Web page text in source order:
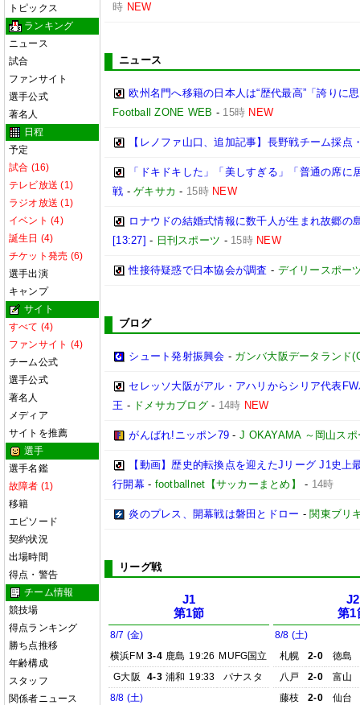
トピックス
ランキング
ニュース
試合
ファンサイト
選手公式
著名人
日程
予定
試合 (16)
テレビ放送 (1)
ラジオ放送 (1)
イベント (4)
誕生日 (4)
チケット発売 (6)
選手出演
キャンプ
サイト
すべて (4)
ファンサイト (4)
チーム公式
選手公式
著名人
メディア
サイトを推薦
選手
選手名鑑
故障者 (1)
移籍
エピソード
契約状況
出場時間
得点・警告
チーム情報
競技場
得点ランキング
勝ち点推移
年齢構成
スタッフ
関係者ニュース
時 NEW
ニュース
欧州名門へ移籍の日本人は“歴代最高”「誇り
Football ZONE WEB - 15時 NEW
【レノファ山口、追加記事】長野戦チーム採点
「ドキドキした」「美しすぎる」「普通の席
戦 -ゲキサカ - 15時 NEW
ロナウドの結婚式情報に数千人が生まれ故郷
[13:27] - 日刊スポーツ - 15時 NEW
性接待疑惑で日本協会が調査 - デイリースポー
ブログ
シュート発射振興会 - ガンバ大阪データランド
セレッソ大阪がアル・アハリからシリア代表
王 - ドメサカブログ- 14時 NEW
がんばれ!ニッポン79 -J OKAYAMA ～岡山ス
【動画】歴史的転換点を迎えたJリーグ J1史
行開幕- footballnet【サッカーまとめ】 - 14時
炎のプレス、開幕戦は磐田とドロー - 関東ブリ
リーグ戦
J1
第1節
8/7 (金)
横浜FM 3-4 鹿島 19:26 MUFG国立
G大阪
4-3 浦和 19:33
パナスタ
8/8 (土)
J2
第1
8/8 (土)
札幌
2-0
徳島
八戸
2-0
富山
藤枝
2-0
仙台